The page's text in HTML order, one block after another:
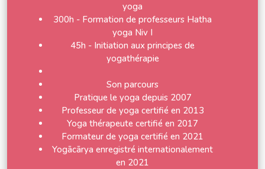
yoga
300h - Formation de professeurs Hatha
yoga Niv I
45h - Initiation aux principes de
yogathérapie
Son parcours
Pratique le yoga depuis 2007
Professeur de yoga certifié en 2013
Yoga thérapeute certifié en 2017
Formateur de yoga certifié en 2021
Yogācārya enregistré internationalement
en 2021